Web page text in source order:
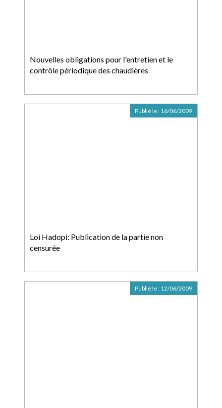
Nouvelles obligations pour l'entretien et le
contrôle périodique des chaudières
Loi Hadopi: Publication de la partie non
censurée
Publié le : 16/06/2009
Publié le : 12/06/2009